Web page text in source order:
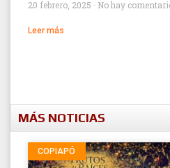
20 febrero, 2025 No hay
Leer más
MÁS NOTICIAS
COPIAPÓ